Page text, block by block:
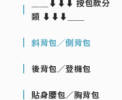
＿＿⬇⬇⬇ 按包款分
類 ⬇⬇⬇＿＿
斜背包／側背包
後背包／登機包
貼身腰包／胸背包